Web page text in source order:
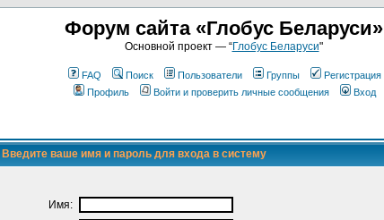
Форум сайта «Глобус Беларуси»
Основной проект — “Глобус Беларуси"
FAQ Поиск Пользователи Группы
Регистрация
Профиль
Войти и проверить личные сообщения Вход
Введите ваше имя и пароль для входа в систему
Имя: